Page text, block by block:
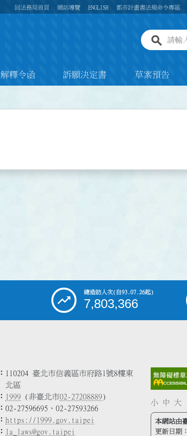
回法務局首頁 網站導覽 ENGLISH 都市計畫書法規命令專區
全站
解釋令函 訴願決定書 草案預告
總造訪人次(自93.07.26起)
7,803,366
110204 臺北市信義區市府路1號8樓東
北區
1999 (非臺北市02-27208889)
02-27596695、02-27593266
https://1999.gov.taipei
la_laws@gov.taipei
小 中 大
本網站由
更新日期：